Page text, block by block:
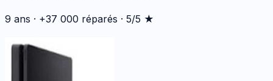
9 ans · +37 000 réparés · 5/5 ★